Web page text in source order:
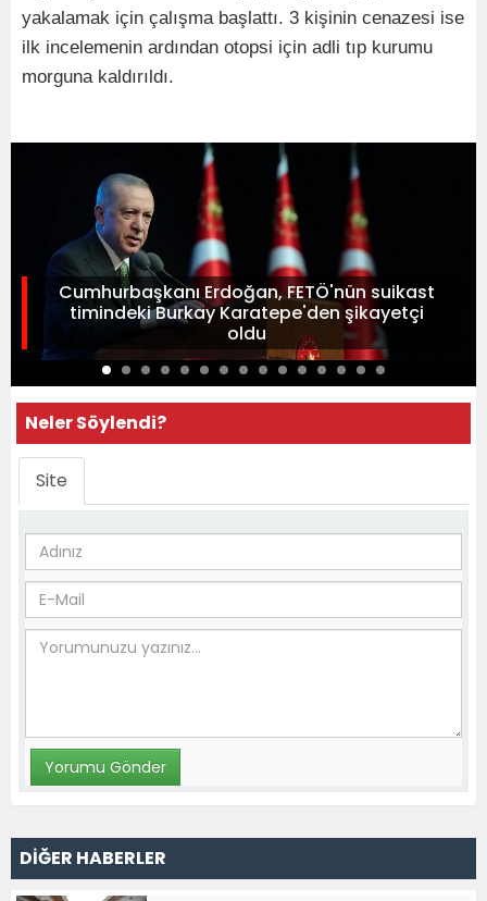
yakalamak için çalışma başlattı. 3 kişinin cenazesi ise
ilk incelemenin ardından otopsi için adli tıp kurumu
morguna kaldırıldı.
Cumhurbaşkanı Erdoğan, FETÖ'nün suikast
timindeki Burkay Karatepe'den şikayetçi
oldu
Neler Söylendi?
Site
DİĞER HABERLER